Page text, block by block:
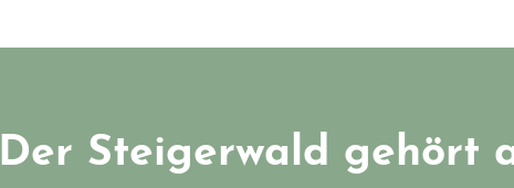
Der Steigerwald gehört